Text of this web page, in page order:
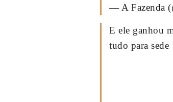
— A Fazenda
E ele ganhou
tudo para sede